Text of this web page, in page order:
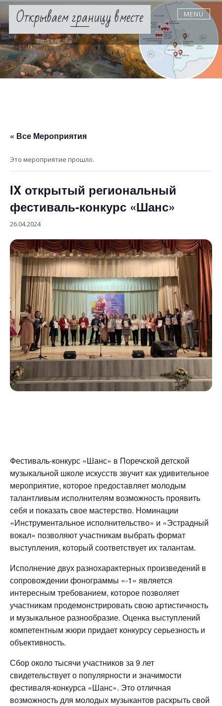
Skip
contentОткрываем границу вместе MENU
« Все Мероприятия
Это мероприятие прошло.
IX открытый региональный
фестиваль-конкурс «Шанс»
26.04.2024
Фестиваль-конкурс «Шанс» в Поречской детской
музыкальной школе искусств звучит как удивительное
мероприятие, которое предоставляет молодым
талантливым исполнителям возможность проявить
себя и показать свое мастерство. Номинации
«Инструментальное исполнительство» и «Эстрадный
вокал» позволяют участникам выбрать формат
выступления, который соответствует их талантам.
Исполнение двух разнохарактерных произведений в
сопровождении фонограммы «-1» является
интересным требованием, которое позволяет
участникам продемонстрировать свою артистичность
и музыкальное разнообразие. Оценка выступлений
компетентным жюри придает конкурсу серьезность и
объективность.
Сбор около тысячи участников за 9 лет
свидетельствует о популярности и значимости
фестиваля-конкурса «Шанс». Это отличная
возможность для молодых музыкантов раскрыть свой